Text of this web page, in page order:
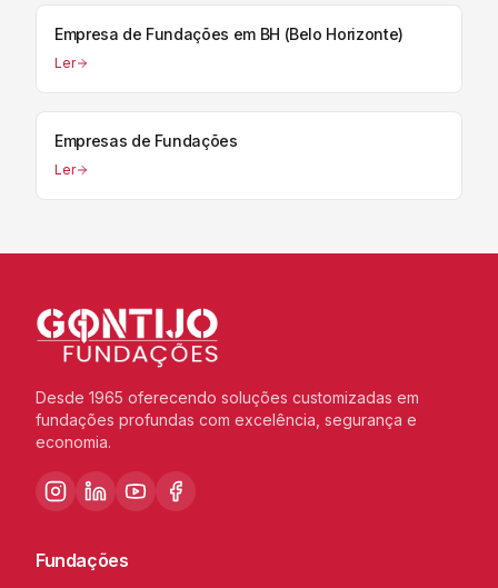
Empresa de Fundações em BH (Belo Horizonte)
Ler
Empresas de Fundações
Ler
Desde 1965 oferecendo soluções customizadas em
fundações profundas com excelência, segurança e
economia.
Fundações